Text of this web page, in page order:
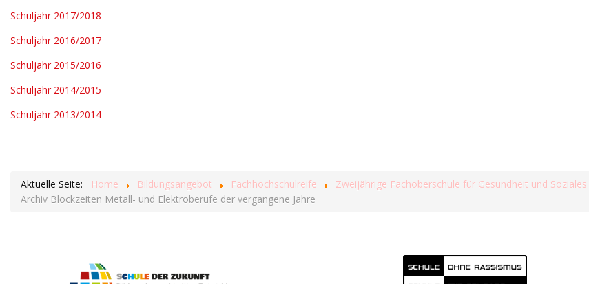
Schuljahr 2017/2018
Schuljahr 2016/2017
Schuljahr 2015/2016
Schuljahr 2014/2015
Schuljahr 2013/2014
Aktuelle Seite: Home Bildungsangebot Fachhochschulreife Zweijährige Fachoberschule für Gesundheit und Soziales
Archiv Blockzeiten Metall- und Elektroberufe der vergangene Jahre